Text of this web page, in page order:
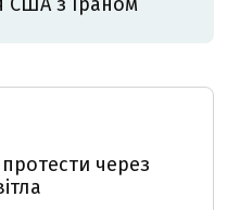
через